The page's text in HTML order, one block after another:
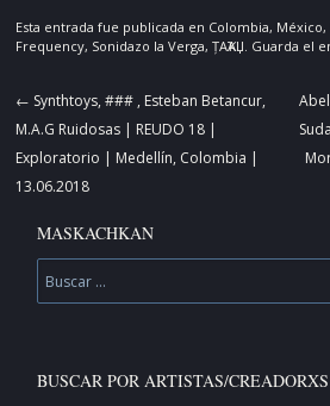
Esta entrada fue publicada en Colombia, México,
Frequency, Sonidazo la Verga, ȚAҠAЏ . Guarda el
Navegador
de
artículos
← Synthtoys, ### , Esteban Betancur,
M.A.G Ruidosas | REUDO 18 |
Exploratorio | Medellín, Colombia |
13.06.2018
MASKACHKAN
Buscar
BUSCAR POR ARTISTAS/CREADORXS